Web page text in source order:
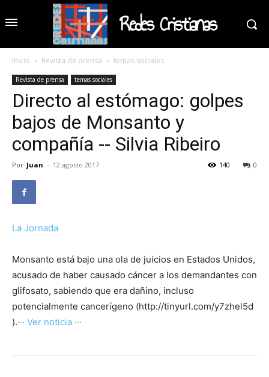
Redes Cristianas
Inicio Revista de prensa temas sociales
Revista de prensa temas sociales
Directo al estómago: golpes
bajos de Monsanto y
compañía -- Silvia Ribeiro
Por Juan - 12 agosto 2017 0
140
La Jornada
Monsanto está bajo una ola de juicios en Estados Unidos,
acusado de haber causado cáncer a los demandantes con
glifosato, sabiendo que era dañino, incluso
potencialmente cancerígeno (http://tinyurl.com/y7zhel5d
).··· Ver noticia ···